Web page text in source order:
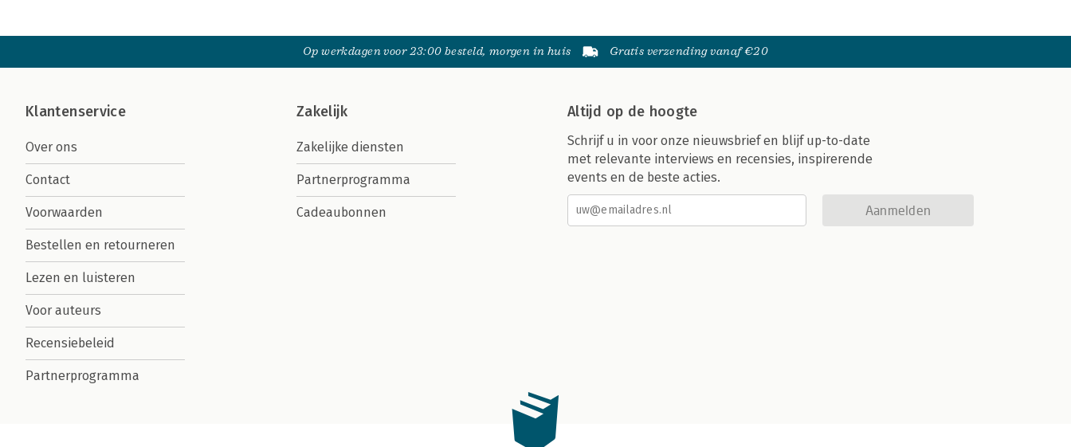
Op werkdagen voor 23:00 besteld, morgen in huis Gratis verzending vanaf €20
Klantenservice
Over ons
Contact
Voorwaarden
Bestellen en retourneren
Lezen en luisteren
Voor auteurs
Recensiebeleid
Partnerprogramma
Zakelijk
Zakelijke diensten
Partnerprogramma
Cadeaubonnen
Altijd op de hoogte
Schrijf u in voor onze nieuwsbrief en blijf up-to-date
met relevante interviews en recensies, inspirerende
events en de beste acties.
Aanmelden